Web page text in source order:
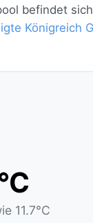
befindet
Königreich
11.7°C